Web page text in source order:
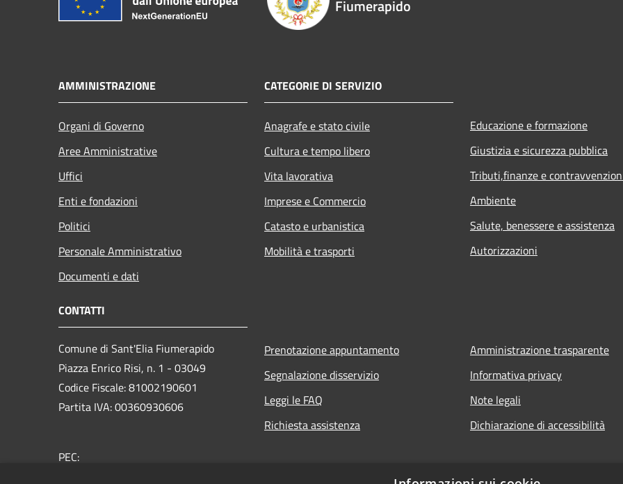
Fiumerapido
AMMINISTRAZIONE
Organi di Governo
Aree Amministrative
Uffici
Enti e fondazioni
Politici
Personale Amministrativo
Documenti e dati
CATEGORIE DI SERVIZIO
Anagrafe e stato civile
Cultura e tempo libero
Vita lavorativa
Imprese e Commercio
Catasto e urbanistica
Mobilità e trasporti
Educazione e formazione
Giustizia e sicurezza pubblica
Tributi,finanze e
Ambiente
Salute, benessere e assistenza
Autorizzazioni
CONTATTI
Comune di Sant'Elia Fiumerapido
Piazza Enrico Risi, n. 1 - 03049
Codice Fiscale: 81002190601
Partita IVA: 00360930606
PEC:
Prenotazione appuntamento
Segnalazione disservizio
Leggi le FAQ
Richiesta assistenza
Amministrazione trasparente
Informativa privacy
Note legali
Dichiarazione di accessibilità